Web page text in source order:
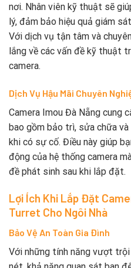
nơi. Nhân viên kỹ thuật sẽ
lý, đảm bảo hiệu quả giám
Với dịch vụ tận tâm và
lắng về các vấn đề kỹ thuật
camera.
Dịch Vụ Hậu Mãi Chuyên
Camera Imou Đà Nẵng cung
bao gồm bảo trì, sửa chữa
khi có sự cố. Điều này giúp
động của hệ thống camera
đề phát sinh sau khi lắp đặt.
Lợi Ích Khi Lắp Đặt
Turret Cho Ngôi Nhà
Bảo Vệ An Toàn Gia Đình
Với những tính năng vượt